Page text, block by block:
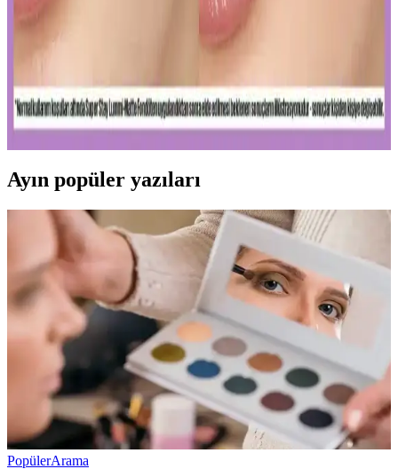
Uzun Süre Kalıcı ve Doğal Mat Fondötenler:
Günlük Kullanım İçin En İyi Seçenekler ve İpuçları
dayanıklı formülleriyle gün boyu tazelik sağlar. Cilt tipine uygun
seçenekler ve doğru uygulama ipuçlarıyla makyajınızı
mükemmelleştirin.
Ayın popüler yazıları
PopülerArama